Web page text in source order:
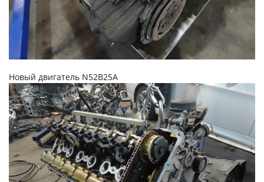
Новый двигатель N52B25A